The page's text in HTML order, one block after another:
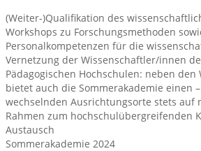
(Weiter-)Qualifikation des
Workshops zu Forschungsmethoden
Personalkompetenzen für die
Vernetzung der Wissenschaftler/innen
Pädagogischen Hochschulen: neben
bietet auch die Sommerakademie einen
wechselnden Ausrichtungsorte stets auf
Rahmen zum hochschulübergreifenden
Austausch
Sommerakademie 2024